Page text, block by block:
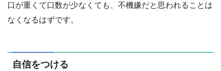
口が重くて口数が少なくても、不機嫌だと思われることは
なくなるはずです。
自信をつける